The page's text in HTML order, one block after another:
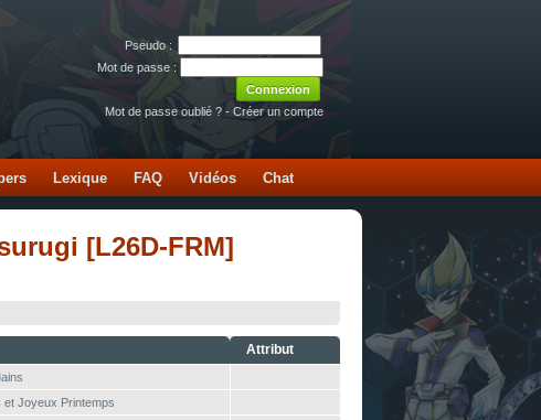
Pseudo :
Mot de passe :
Mot de passe oublié ? - Créer un compte
Lexique FAQ Vidéos Chat
[L26D-FRM]
Attribut
et Joyeux Printemps